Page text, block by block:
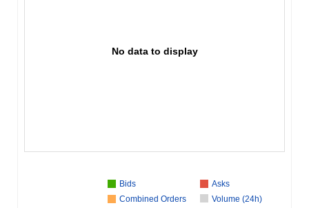
No data to display
Bids
Asks
Combined Orders
Volume (24h)